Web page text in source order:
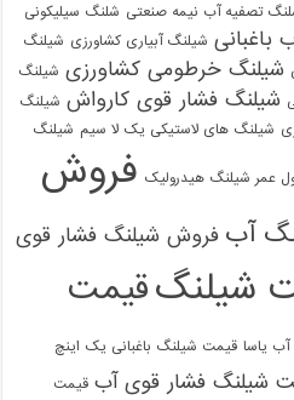
تصفیه آب نیمه صنعتی شلنگ سیلیکونی
باغبانی شیلنگ آبیاری کشاورزی شیلنگ
شیلنگ خرطومی کشاورزی شیلنگ
شیلنگ فشار قوی کارواش شیلنگ
شیلنگ های لاستیکی یک لا سیم شیلنگ
عمر شیلنگ هیدرولیک فروش
آب فروش شیلنگ فشار قوی
شیلنگقیمت
یاسا قیمت شیلنگ باغبانی یک اینچ
شیلنگ فشار قوی آب قیمت